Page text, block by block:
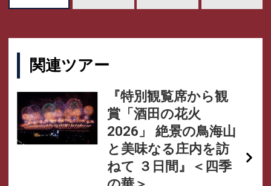
関連ツアー
『特別観覧席から観
賞「酒田の花火
2026」 絶景の鳥海山
と美味なる庄内を訪
ねて ３日間』＜四季